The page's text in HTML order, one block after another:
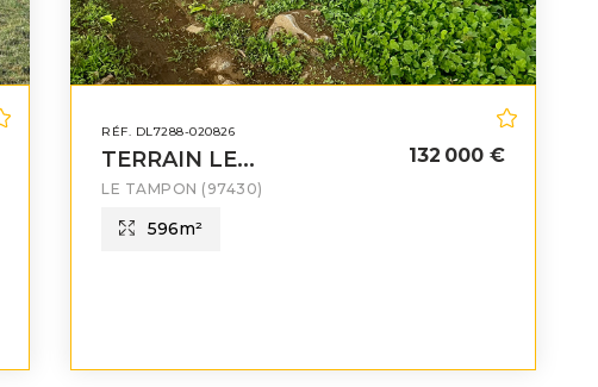
RÉF. DL7288-020826
TERRAIN LE...
LE TAMPON (97430)
132 000 €
596m²